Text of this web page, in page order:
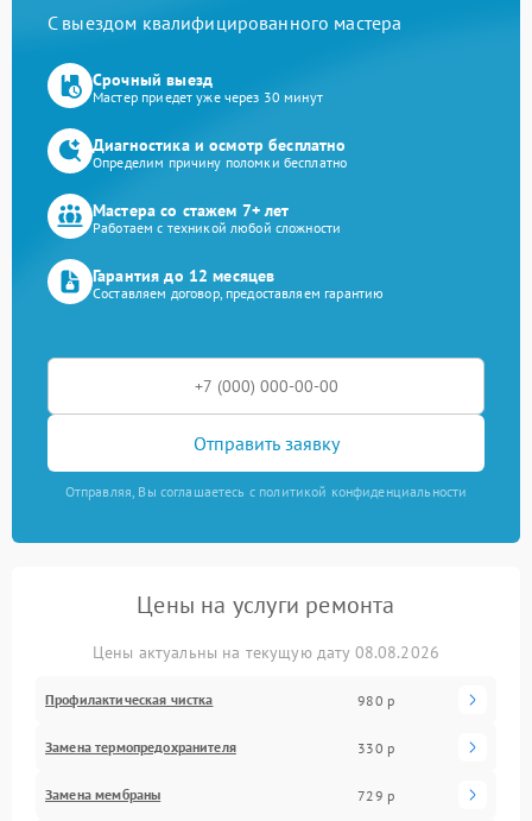
С выездом квалифицированного мастера
Срочный выезд
Мастер приедет уже через 30 минут
Диагностика и осмотр бесплатно
Определим причину поломки бесплатно
Мастера со стажем 7+ лет
Работаем с техникой любой сложности
Гарантия до 12 месяцев
Составляем договор, предоставляем гарантию
Отправить заявку
Отправляя, Вы соглашаетесь с политикой конфиденциальности
Цены на услуги ремонта
Цены актуальны на текущую дату 08.08.2026
Профилактическая чистка 980 р
Замена термопредохранителя 330 р
Замена мембраны 729 р